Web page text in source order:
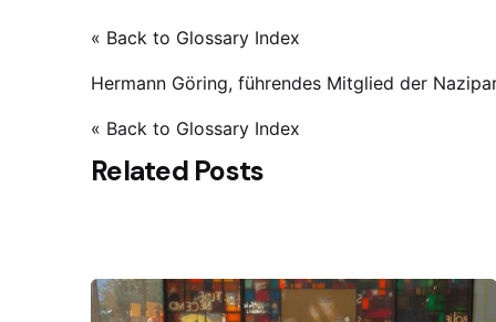
« Back to Glossary Index
Hermann Göring, führendes Mitglied der
« Back to Glossary Index
Related Posts